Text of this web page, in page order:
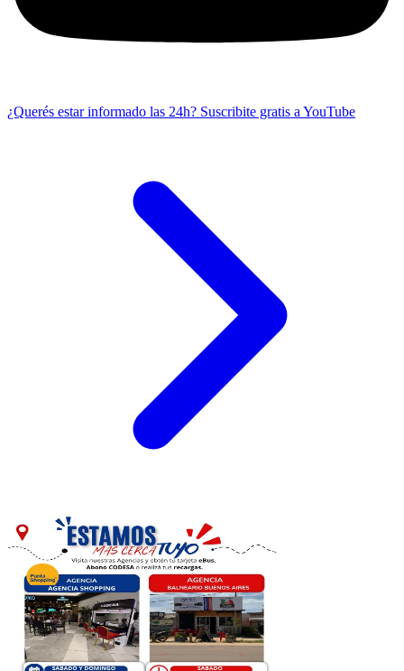
¿Querés estar informado las 24h? Suscribite gratis a YouTube